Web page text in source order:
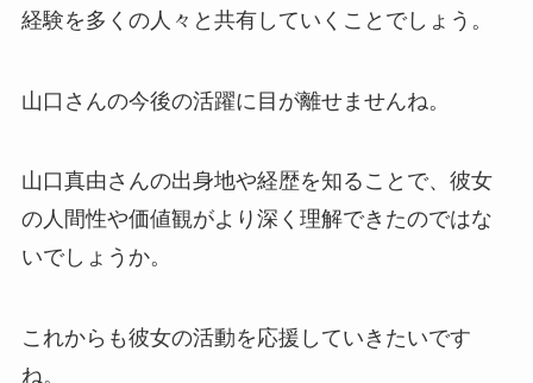
経験を多くの人々と共有していくことでしょう。
山口さんの今後の活躍に目が離せませんね。
山口真由さんの出身地や経歴を知ることで、彼女
の人間性や価値観がより深く理解できたのではな
いでしょうか。
これからも彼女の活動を応援していきたいです
ね。